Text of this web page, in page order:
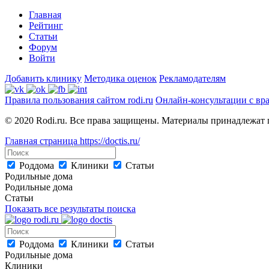
Главная
Рейтинг
Статьи
Форум
Войти
Добавить клинику Методика оценок Рекламодателям
Правила пользования сайтом rodi.ru Онлайн-консультации с
© 2020 Rodi.ru. Все права защищены. Материалы принадлежат
Главная страница https://doctis.ru/
Роддома Клиники
Статьи
Родильные дома
Родильные дома
Статьи
Показать все результаты поиска
Роддома Клиники
Статьи
Родильные дома
Клиники